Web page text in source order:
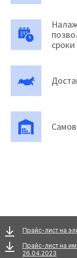
Прайс-лист на
Прайс-лист на
26.04.2023